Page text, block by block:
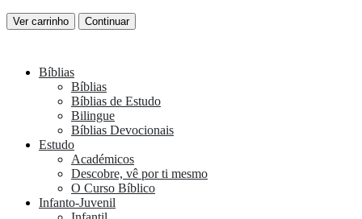
Ver carrinho Continuar
Bíblias
Bíblias
Bíblias de Estudo
Bilingue
Bíblias Devocionais
Estudo
Académicos
Descobre, vê por ti mesmo
O Curso Bíblico
Infanto-Juvenil